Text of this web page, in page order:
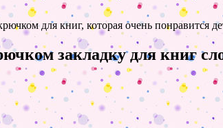
крючком для книг, которая очень
закладку для книг